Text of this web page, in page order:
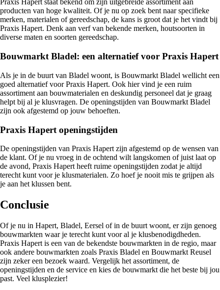
Praxis Hapert staat bekend om zijn uitgebreide assortiment aan
producten van hoge kwaliteit. Of je nu op zoek bent naar specifieke
merken, materialen of gereedschap, de kans is groot dat je het vindt bij
Praxis Hapert. Denk aan verf van bekende merken, houtsoorten in
diverse maten en soorten gereedschap.
Bouwmarkt Bladel: een alternatief voor Praxis Hapert
Als je in de buurt van Bladel woont, is Bouwmarkt Bladel wellicht een
goed alternatief voor Praxis Hapert. Ook hier vind je een ruim
assortiment aan bouwmaterialen en deskundig personeel dat je graag
helpt bij al je klusvragen. De openingstijden van Bouwmarkt Bladel
zijn ook afgestemd op jouw behoeften.
Praxis Hapert openingstijden
De openingstijden van Praxis Hapert zijn afgestemd op de wensen van
de klant. Of je nu vroeg in de ochtend wilt langskomen of juist laat op
de avond, Praxis Hapert heeft ruime openingstijden zodat je altijd
terecht kunt voor je klusmaterialen. Zo hoef je nooit mis te grijpen als
je aan het klussen bent.
Conclusie
Of je nu in Hapert, Bladel, Eersel of in de buurt woont, er zijn genoeg
bouwmarkten waar je terecht kunt voor al je klusbenodigdheden.
Praxis Hapert is een van de bekendste bouwmarkten in de regio, maar
ook andere bouwmarkten zoals Praxis Bladel en Bouwmarkt Reusel
zijn zeker een bezoek waard. Vergelijk het assortiment, de
openingstijden en de service en kies de bouwmarkt die het beste bij jou
past. Veel klusplezier!